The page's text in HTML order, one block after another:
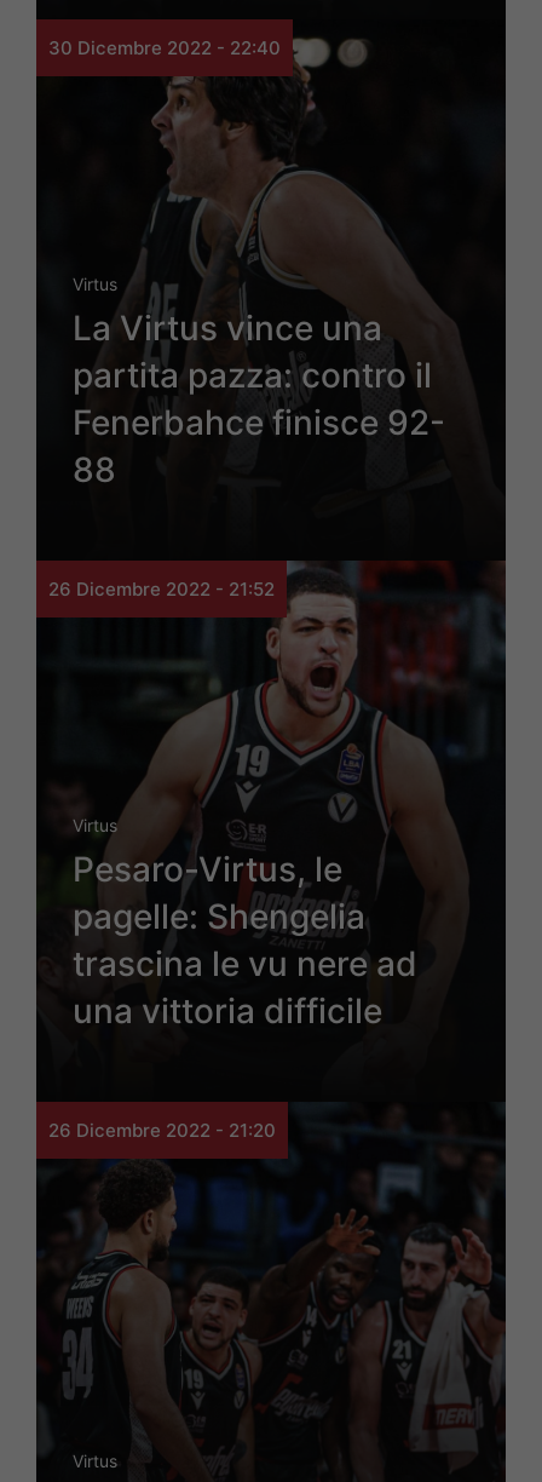
30 Dicembre 2022 - 22:40
Virtus
La Virtus vince una
partita pazza: contro il
Fenerbahce finisce 92-
88
26 Dicembre 2022 - 21:52
Virtus
Pesaro-Virtus, le
pagelle: Shengelia
trascina le vu nere ad
una vittoria difficile
26 Dicembre 2022 - 21:20
Virtus